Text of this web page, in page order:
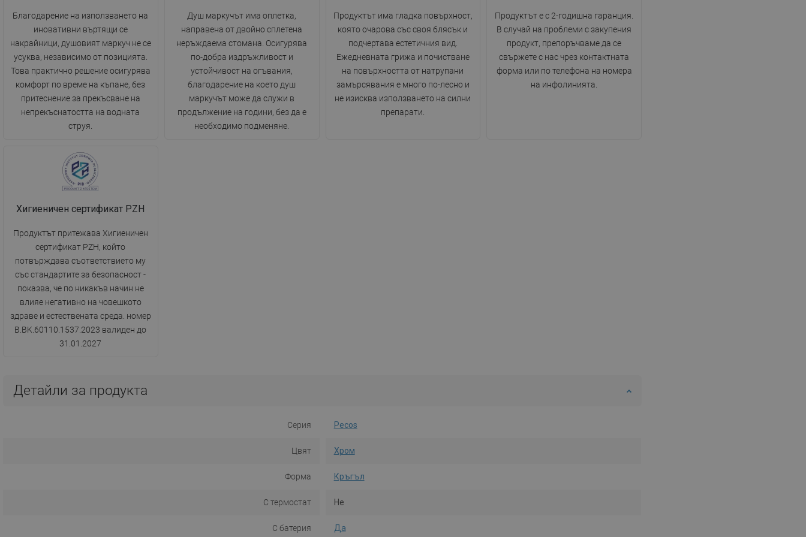
Благодарение на използването на
иновативни въртящи се
накрайници, душовият маркуч не се
усуква, независимо от позицията.
Това практично решение осигурява
комфорт по време на къпане, без
притеснение за прекъсване на
непрекъснатостта на водната
струя.
Душ маркучът има оплетка,
направена от двойно сплетена
неръждаема стомана. Осигурява
по-добра издръжливост и
устойчивост на огъвания,
благодарение на което душ
маркучът може да служи в
продължение на години, без да е
необходимо подменяне.
Продуктът има гладка повърхност,
която очарова със своя блясък и
подчертава естетичния вид.
Ежедневната грижа и почистване
на повърхността от натрупани
замърсявания е много по-лесно и
не изисква използването на силни
препарати.
Продуктът е с 2-годишна гаранция.
В случай на проблеми с закупения
продукт, препоръчваме да се
свържете с нас чрез контактната
форма или по телефона на номера
на инфолинията.
Хигиеничен сертификат PZH
Продуктът притежава Хигиеничен
сертификат PZH, който
потвърждава съответствието му
със стандартите за безопасност -
показва, че по никакъв начин не
влияе негативно на човешкото
здраве и естествената среда. номер
B.BK.60110.1537.2023 валиден до
31.01.2027
Детайли за продукта
Серия Pecos
Цвят Хром
Форма Кръгъл
С термостат Не
С батерия Да
FINNISH
CROATIAN